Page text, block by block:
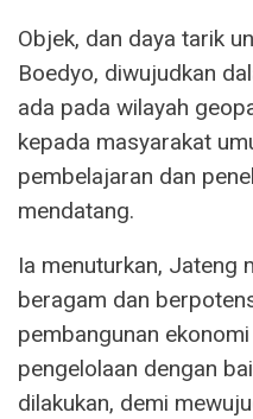
Objek, dan daya tarik
Boedyo, diwujudkan
ada pada wilayah
kepada masyarakat
pembelajaran dan
mendatang.
Ia menuturkan, Jateng
beragam dan
pembangunan
pengelolaan dengan
dilakukan, demi